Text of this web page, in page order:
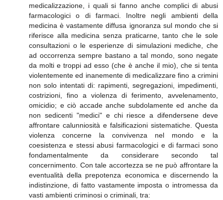
medicalizzazione, i quali si fanno anche complici di abusi
farmacologici o di farmaci. Inoltre negli ambienti della
medicina è vastamente diffusa ignoranza sul mondo che si
riferisce alla medicina senza praticarne, tanto che le sole
consultazioni o le esperienze di simulazioni mediche, che
ad occorrenza sempre bastano a tal mondo, sono negate
da molti e troppi ad esso (che è anche il mio), che si tenta
violentemente ed inanemente di medicalizzare fino a crimini
non solo intentati di: rapimenti, segregazioni, impedimenti,
costrizioni, fino a violenza di ferimento, avvelenamento,
omicidio; e ciò accade anche subdolamente ed anche da
non sedicenti "medici" e chi riesce a difendersene deve
affrontare calunniosità e falsificazioni sistematiche. Questa
violenza concerne la convivenza nel mondo e la
coesistenza e stessi abusi farmacologici e di farmaci sono
fondamentalmente da considerare secondo tal
concernimento. Con tale accortezza se ne può affrontare la
eventualità della prepotenza economica e discernendo la
indistinzione, di fatto vastamente imposta o intromessa da
vasti ambienti criminosi o criminali, tra: